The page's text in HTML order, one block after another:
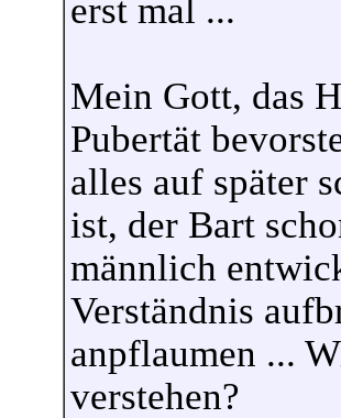
erst mal ...
Mein Gott, das
Pubertät
alles auf später
ist, der Bart
männlich
Verständnis
anpflaumen ...
verstehen?